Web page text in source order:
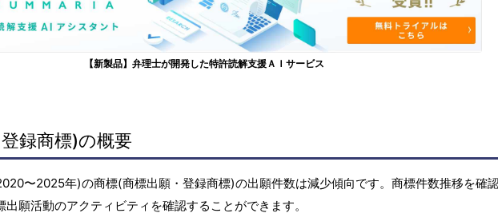
【新製品】弁理士が開発した特許読解支援ＡＩサービス
録商標)の概要
〜2025年)の商標(商標出願・登録商標)の出願件数は減少傾向です。商標件数推移を確
願活動のアクティビティを確認することができます。